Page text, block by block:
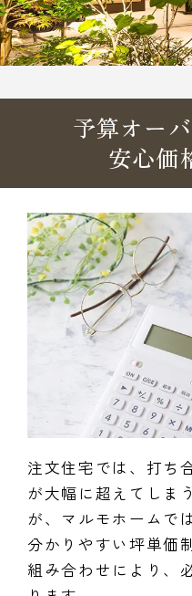
予算オー
安心価
注文住宅では、打ち
が大幅に超えてしま
が、マルモホームで
分かりやすい坪単価
組み合わせにより、